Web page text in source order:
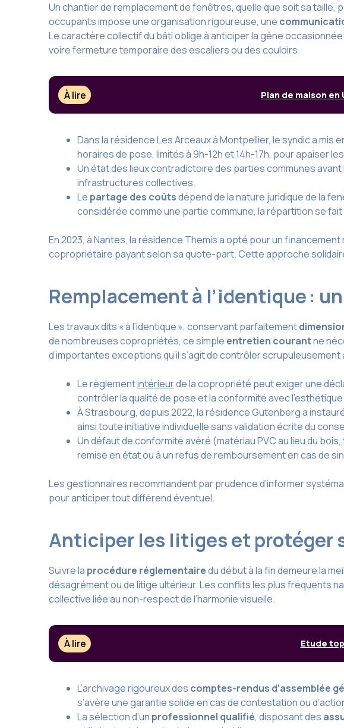
Un chantier de remplacement de fenêtres, quelle que soit sa taille,
occupants impose une organisation rigoureuse, une
Le caractère collectif du bâti oblige à anticiper la gêne
voire fermeture temporaire des escaliers ou des couloirs.
À lire Plan de maison
Dans la résidence Les Arceaux à Montpellier, le syndic a
horaires de pose, limités à 9h-12h et 14h-17h, pour apaiser
Un état des lieux contradictoire des parties communes
infrastructures collectives.
Le partage des coûtsdépend de la nature juridique de la
considérée comme une partie commune, la répartition se
En 2023, à Nantes, la résidence Themis a opté pour un
copropriétaire payant selon sa quote-part. Cette approche
Remplacement à l’identique :
Les travaux dits « à l’identique », conservant parfaitement
de nombreuses copropriétés, ce simple entretien courantne
d’importantes exceptions qu’il s’agit de contrôler
Le règlementintérieurde la copropriété peut exiger une
contrôler la qualité de pose et la conformité avec l’esthétique
À Strasbourg, depuis 2022, la résidence Gutenberg a
ainsi toute initiative individuelle sans validation écrite du
Un défaut de conformité avéré (matériau PVC au lieu du
remise en état ou à un refus de remboursement en cas de
Les gestionnaires recommandent par prudence d’informer
pour anticiper tout différend éventuel.
Anticiper les litiges et protéger
Suivre la procédure réglementairedu début à la fin demeure la
désagrément ou de litige ultérieur. Les conflits les plus fréquents
collective liée au non-respect de l’harmonie visuelle.
À lire Etude
L’archivage rigoureux des comptes-rendus d’assemblée
s’avère une garantie solide en cas de contestation ou
La sélection d’un professionnel qualifié, disposant des